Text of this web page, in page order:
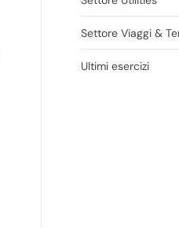
Settore Viaggi &
Ultimi esercizi